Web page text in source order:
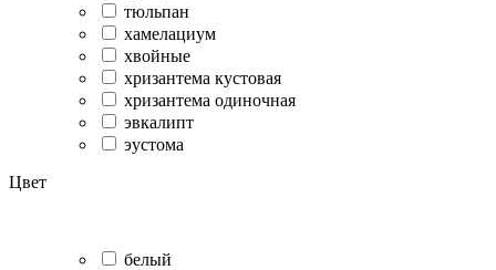
тюльпан
хамелациум
хвойные
хризантема кустовая
хризантема одиночная
эвкалипт
эустома
Цвет
белый